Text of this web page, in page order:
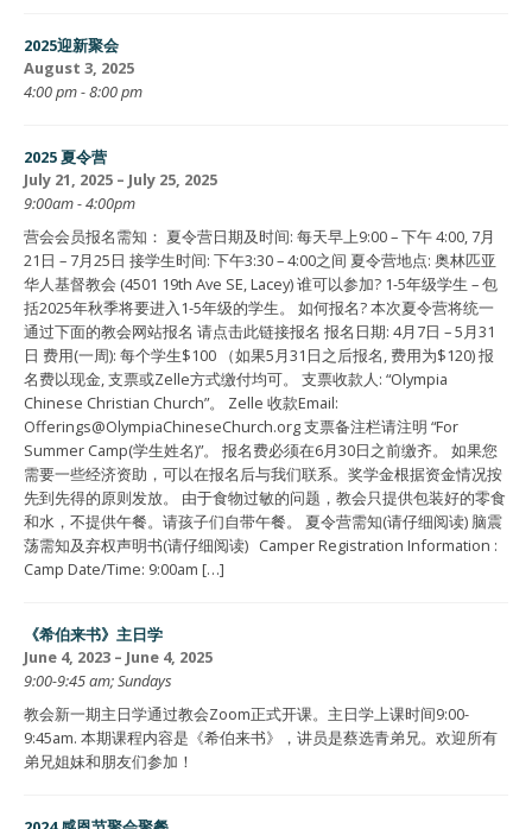
2025迎新聚会
August 3, 2025
4:00 pm - 8:00 pm
2025 夏令营
July 21, 2025 – July 25, 2025
9:00am - 4:00pm
营会会员报名需知： 夏令营日期及时间: 每天早上9:00 – 下午 4:00, 7月
21日 – 7月25日 接学生时间: 下午3:30 – 4:00之间 夏令营地点: 奥林匹亚
华人基督教会 (4501 19th Ave SE, Lacey) 谁可以参加? 1-5年级学生 – 包
括2025年秋季将要进入1-5年级的学生。 如何报名? 本次夏令营将统一
通过下面的教会网站报名 请点击此链接报名 报名日期: 4月7日 – 5月31
日 费用(一周): 每个学生$100 （如果5月31日之后报名, 费用为$120) 报
名费以现金, 支票或Zelle方式缴付均可。 支票收款人: “Olympia
Chinese Christian Church”。 Zelle 收款Email:
Offerings@OlympiaChineseChurch.org 支票备注栏请注明 “For
Summer Camp(学生姓名)”。 报名费必须在6月30日之前缴齐。 如果您
需要一些经济资助，可以在报名后与我们联系。奖学金根据资金情况按
先到先得的原则发放。 由于食物过敏的问题，教会只提供包装好的零食
和水，不提供午餐。请孩子们自带午餐。 夏令营需知(请仔细阅读) 脑震
荡需知及弃权声明书(请仔细阅读) Camper Registration Information :
Camp Date/Time: 9:00am […]
《希伯来书》主日学
June 4, 2023 – June 4, 2025
9:00-9:45 am; Sundays
教会新一期主日学通过教会Zoom正式开课。主日学上课时间9:00-
9:45am. 本期课程内容是《希伯来书》，讲员是蔡选青弟兄。欢迎所有
弟兄姐妹和朋友们参加！